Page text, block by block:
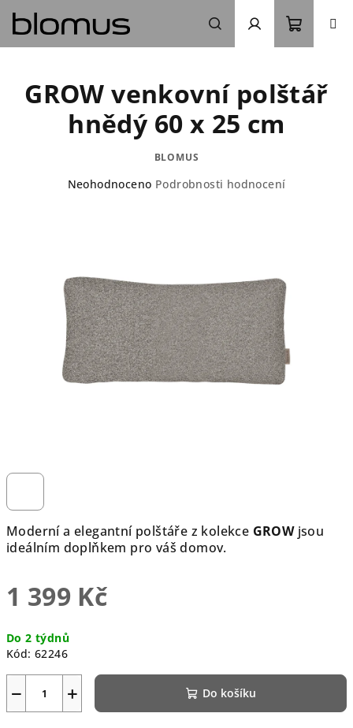
obsah
Hledat Přihlášení
košík
Moderní a elegantní polštáře z kolekce GROWjsou
ideálním doplňkem pro váš domov.
1 399 Kč
cena:
Do 2 týdnů
Kód: 62246
+
− Do košíku
GROW venkovní polštář
hnědý 60 x 25 cm
BLOMUS
Průměrné
5
hvězdiček.
Neohodnoceno Podrobnosti hodnocení